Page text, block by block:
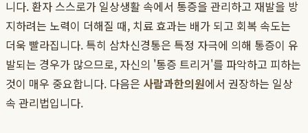
니다. 환자 스스로가 일상생활 속에서 통증을 관리하고 재발을 방
지하려는 노력이 더해질 때, 치료 효과는 배가 되고 회복 속도는
더욱 빨라집니다. 특히 삼차신경통은 특정 자극에 의해 통증이 유
발되는 경우가 많으므로, 자신의 '통증 트리거'를 파악하고 피하는
것이 매우 중요합니다. 다음은 사람과한의원에서 권장하는 일상
속 관리법입니다.